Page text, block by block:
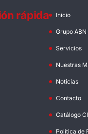
rápida Inicio
Grupo ABN
Servicios
Nuestras
Noticias
Contacto
Catálogo
Política de